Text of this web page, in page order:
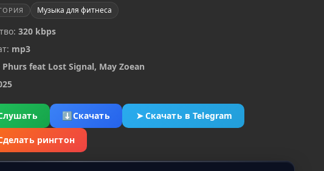
Музыка для фитнеса
320 kbps
mp3
Phurs feat Lost Signal, May Zoean
⬇Скачать ➤Скачать в Telegram
рингтон